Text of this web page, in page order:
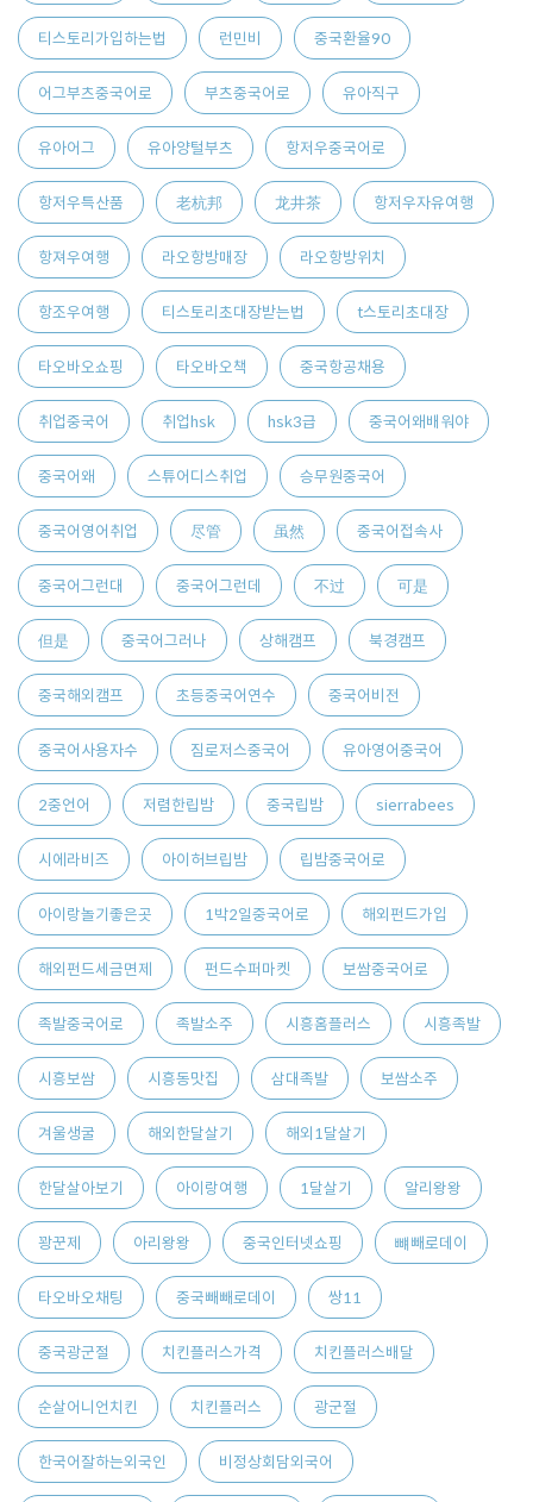
티스토리가입하는법 런민비 중국환율90
어그부츠중국어로 부츠중국어로 유아직구
유아어그 유아양털부츠 항저우중국어로
항저우특산품 老杭邦 龙井茶 항저우자유여행
항져우여행 라오항방매장 라오항방위치
항조우여행 티스토리초대장받는법 t스토리초대장
타오바오쇼핑 타오바오책 중국항공채용
취업중국어 취업hsk hsk3급 중국어왜배워야
중국어왜 스튜어디스취업 승무원중국어
중국어영어취업 尽管 虽然 중국어접속사
중국어그런대 중국어그런데 不过 可是
但是 중국어그러나 상해캠프 북경캠프
중국해외캠프 초등중국어연수 중국어비전
중국어사용자수 짐로저스중국어 유아영어중국어
2중언어 저렴한립밤 중국립밤 sierrabees
시에라비즈 아이허브립밤 립밤중국어로
아이랑놀기좋은곳 1박2일중국어로 해외펀드가입
해외펀드세금면제 펀드수퍼마켓 보쌈중국어로
족발중국어로 족발소주 시흥홈플러스 시흥족발
시흥보쌈 시흥동맛집 삼대족발 보쌈소주
겨울생굴 해외한달살기 해외1달살기
한달살아보기 아이랑여행 1달살기 알리왕왕
꽝꾼제 아리왕왕 중국인터넷쇼핑 뺴빼로데이
타오바오채팅 중국빼빼로데이 쌍11
중국광군절 치킨플러스가격 치킨플러스배달
순살어니언치킨 치킨플러스 광군절
한국어잘하는외국인 비정상회담외국어